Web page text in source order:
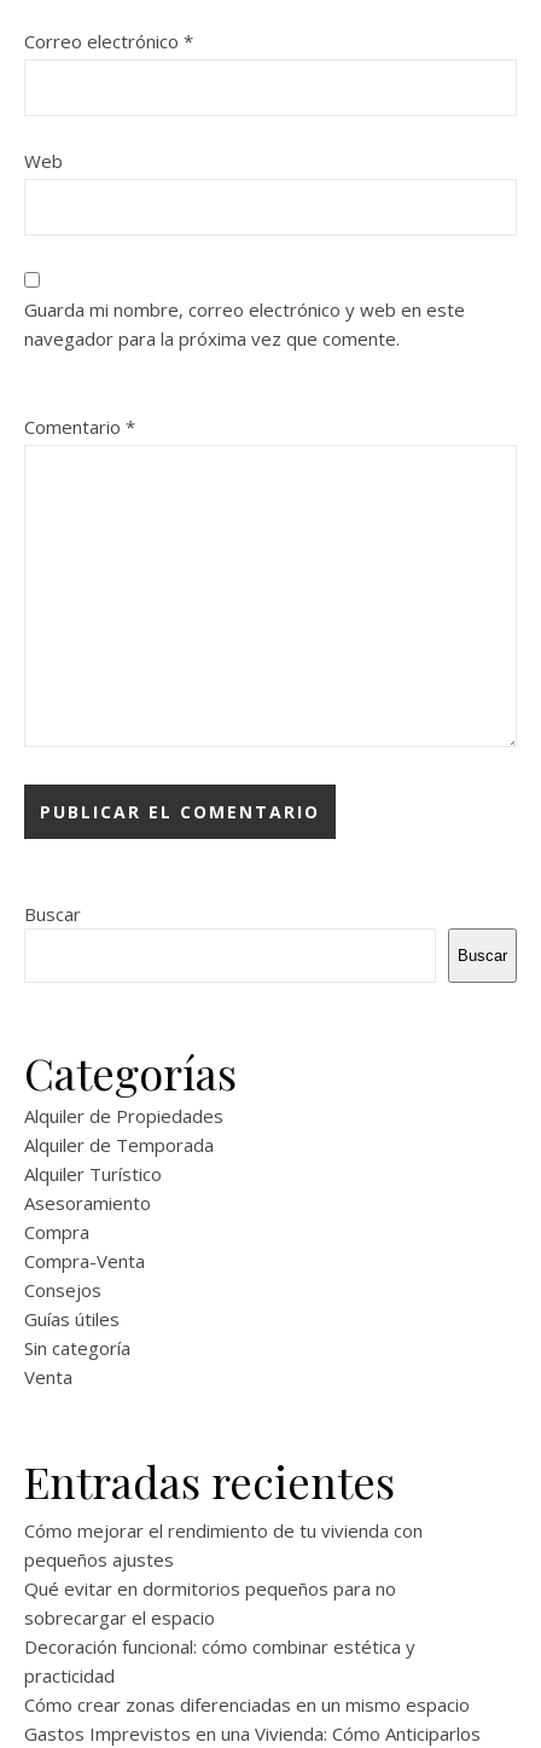
Correo electrónico *
Web
Guarda mi nombre, correo electrónico y web en este
navegador para la próxima vez que comente.
Comentario *
Buscar
Buscar
Categorías
Alquiler de Propiedades
Alquiler de Temporada
Alquiler Turístico
Asesoramiento
Compra
Compra-Venta
Consejos
Guías útiles
Sin categoría
Venta
Entradas recientes
Cómo mejorar el rendimiento de tu vivienda con
pequeños ajustes
Qué evitar en dormitorios pequeños para no
sobrecargar el espacio
Decoración funcional: cómo combinar estética y
practicidad
Cómo crear zonas diferenciadas en un mismo espacio
Gastos Imprevistos en una Vivienda: Cómo Anticiparlos